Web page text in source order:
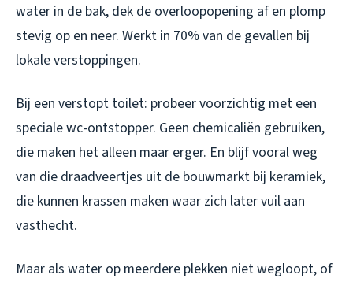
water in de bak, dek de overloopopening af en plomp
stevig op en neer. Werkt in 70% van de gevallen bij
lokale verstoppingen.
Bij een verstopt toilet: probeer voorzichtig met een
speciale wc-ontstopper. Geen chemicaliën gebruiken,
die maken het alleen maar erger. En blijf vooral weg
van die draadveertjes uit de bouwmarkt bij keramiek,
die kunnen krassen maken waar zich later vuil aan
vasthecht.
Maar als water op meerdere plekken niet wegloopt, of